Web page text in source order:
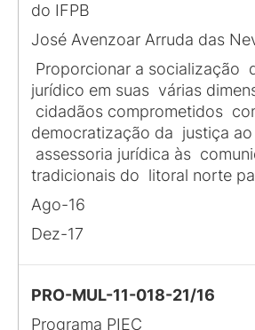
do IFPB
José Avenzoar Arruda das
Proporcionar a socialização
jurídico em suas várias
cidadãos comprometidos
democratização da justiça
assessoria jurídica às
tradicionais do litoral norte
Ago-16
Dez-17
PRO-MUL-11-018-21/16
Programa PIEC